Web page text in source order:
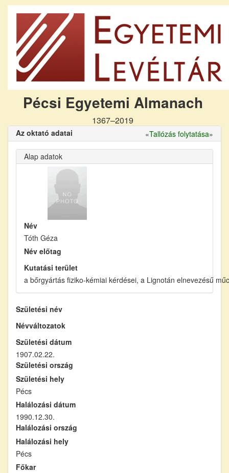
Pécsi Egyetemi Almanach
1367–2019
Az oktató adatai «Tallózás folytatása»
Alap adatok
Név
Tóth Géza
Név előtag
Kutatási terület
a bőrgyártás fiziko-kémiai kérdései, a Lignotán elnevezésű
Születési név
Névváltozatok
Születési dátum
1907.02.22.
Születési ország
Születési hely
Pécs
Halálozási dátum
1990.12.30.
Halálozási ország
Halálozási hely
Pécs
Főkar